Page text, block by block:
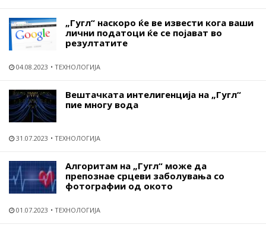
„Гугл“ наскоро ќе ве извести кога ваши
лични податоци ќе се појават во
резултатите
04.08.2023 ТЕХНОЛОГИЈА
Вештачката интелигенција на „Гугл“
пие многу вода
31.07.2023 ТЕХНОЛОГИЈА
Алгоритам на „Гугл“ може да
препознае срцеви заболувања со
фотографии од окото
01.07.2023 ТЕХНОЛОГИЈА